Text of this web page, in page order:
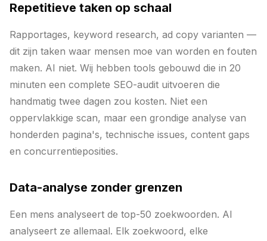
Repetitieve taken op schaal
Rapportages, keyword research, ad copy varianten —
dit zijn taken waar mensen moe van worden en fouten
maken. AI niet. Wij hebben tools gebouwd die in 20
minuten een complete SEO-audit uitvoeren die
handmatig twee dagen zou kosten. Niet een
oppervlakkige scan, maar een grondige analyse van
honderden pagina's, technische issues, content gaps
en concurrentieposities.
Data-analyse zonder grenzen
Een mens analyseert de top-50 zoekwoorden. AI
analyseert ze allemaal. Elk zoekwoord, elke